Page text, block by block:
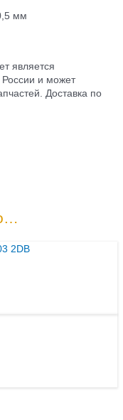
мм
является
и может
Доставка по